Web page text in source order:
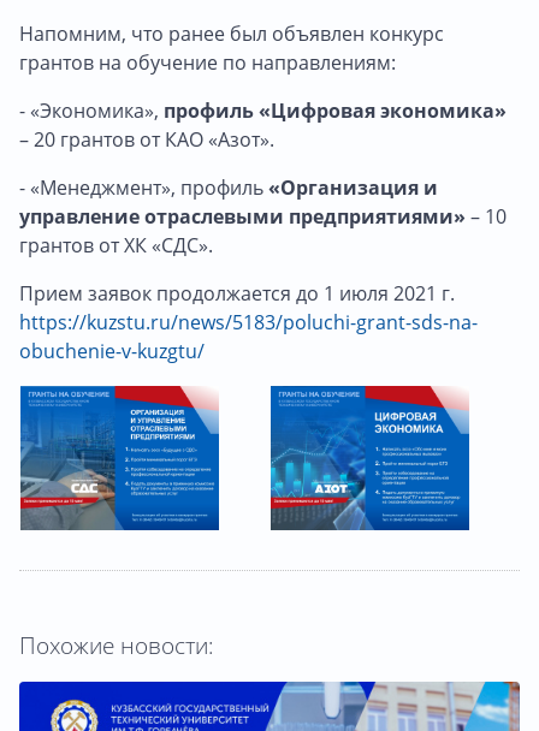
Напомним, что ранее был объявлен конкурс
грантов на обучение по направлениям:
- «Экономика», профиль «Цифровая экономика»
– 20 грантов от КАО «Азот».
- «Менеджмент», профиль«Организация и
управление отраслевыми предприятиями» – 10
грантов от ХК «СДС».
Прием заявок продолжается до 1 июля 2021 г.
https://kuzstu.ru/news/5183/poluchi-grant-sds-na-
obuchenie-v-kuzgtu/
Похожие новости: